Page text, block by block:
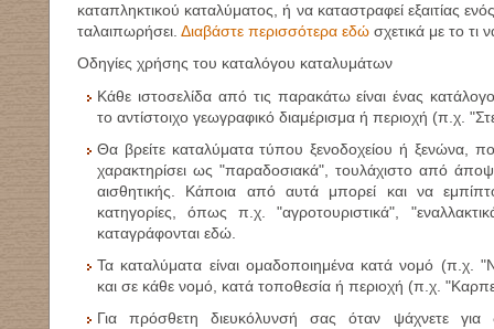
καταπληκτικού καταλύματος, ή να καταστραφεί εξαιτίας
ταλαιπωρήσει. Διαβάστε περισσότερα εδώ σχετικά με το τι
Οδηγίες χρήσης του καταλόγου καταλυμάτων
Κάθε ιστοσελίδα από τις παρακάτω είναι ένας
το αντίστοιχο γεωγραφικό διαμέρισμα ή περιοχή (π.χ.
Θα βρείτε καταλύματα τύπου ξενοδοχείου ή ξενώνα,
χαρακτηρίσει ως "παραδοσιακά", τουλάχιστο από
αισθητικής. Κάποια από αυτά μπορεί και να
κατηγορίες, όπως π.χ. "αγροτουριστικά",
καταγράφονται εδώ.
Τα καταλύματα είναι ομαδοποιημένα κατά νομό (π.χ.
και σε κάθε νομό, κατά τοποθεσία ή περιοχή (π.χ.
Για πρόσθετη διευκόλυνσή σας όταν ψάχνετε για